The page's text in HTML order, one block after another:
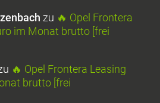
zu 🔥 Opel Frontera
im Monat brutto [frei
🔥 Opel Frontera Leasing
brutto [frei